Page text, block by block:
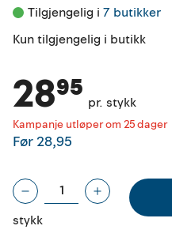
Tilgjengelig i 7 butikker
Kun tilgjengelig i butikk
Kampanje utløper om 25 dager
28⁹⁵ pr. stykk
Før 28,95
stykk